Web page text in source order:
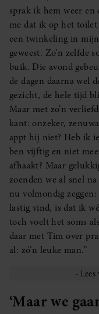
sprak ik hem weer
me dat ik op het toilet
een twinkeling in
geweest. Zo’n
buik. Die avond
de dagen daarna wel
gezicht, de hele tijd
Maar met zo’n
kant: onzeker,
appt hij niet? Heb ik
ben vijftig en niet
afhaakt? Maar
zoenden we al snel
nu volmondig
lastig vind, is dat ik
toch voelt het soms
daar met Tim over
al: zó’n leuke man.”
‘Maar we